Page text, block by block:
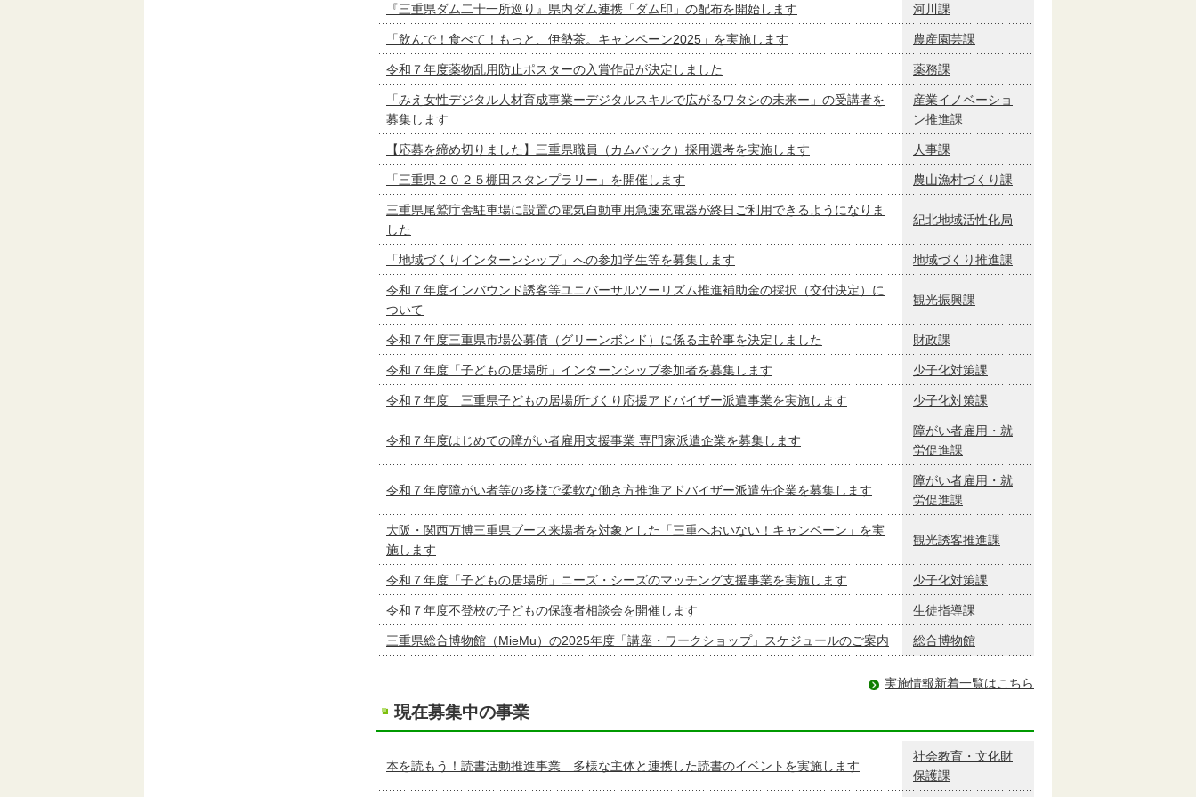
『三重県ダム二十一所巡り』県内ダム連携「ダム印」の配布を開始します 河川課
「飲んで！食べて！もっと、伊勢茶。キャンペーン2025」を実施します 農産園芸課
令和７年度薬物乱用防止ポスターの入賞作品が決定しました 薬務課
「みえ女性デジタル人材育成事業ーデジタルスキルで広がるワタシの未来ー」の受講者を
募集します
産業イノベーショ
ン推進課
【応募を締め切りました】三重県職員（カムバック）採用選考を実施します 人事課
「三重県２０２５棚田スタンプラリー」を開催します 農山漁村づくり課
三重県尾鷲庁舎駐車場に設置の電気自動車用急速充電器が終日ご利用できるようになりま
した
紀北地域活性化局
「地域づくりインターンシップ」への参加学生等を募集します 地域づくり推進課
令和７年度インバウンド誘客等ユニバーサルツーリズム推進補助金の採択（交付決定）に
ついて
観光振興課
令和７年度三重県市場公募債（グリーンボンド）に係る主幹事を決定しました 財政課
令和７年度「子どもの居場所」インターンシップ参加者を募集します 少子化対策課
令和７年度 三重県子どもの居場所づくり応援アドバイザー派遣事業を実施します 少子化対策課
令和７年度はじめての障がい者雇用支援事業 専門家派遣企業を募集します
障がい者雇用・就
労促進課
令和７年度障がい者等の多様で柔軟な働き方推進アドバイザー派遣先企業を募集します
障がい者雇用・就
労促進課
大阪・関西万博三重県ブース来場者を対象とした「三重へおいない！キャンペーン」を実
施します
観光誘客推進課
令和７年度「子どもの居場所」ニーズ・シーズのマッチング支援事業を実施します 少子化対策課
令和７年度不登校の子どもの保護者相談会を開催します 生徒指導課
三重県総合博物館（MieMu）の2025年度「講座・ワークショップ」スケジュールのご案内 総合博物館
実施情報新着一覧はこちら
現在募集中の事業
本を読もう！読書活動推進事業 多様な主体と連携した読書のイベントを実施します
社会教育・文化財
保護課